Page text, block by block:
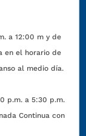
a 12:00 m y de
en el horario de
al medio día.
p.m. a 5:30 p.m.
Continua con